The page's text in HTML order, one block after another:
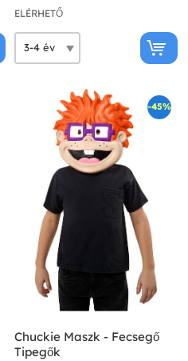
ELÉRHETŐ
-45%
Chuckie Maszk - Fecsegő
Tipegők